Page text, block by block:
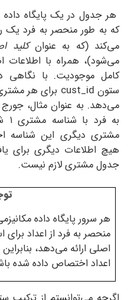
در یک پایگاه داده
طور منحصر به فرد یک ردیف
(که به عنوان کلید اصلی(
همراه با اطلاعات اضافی
موجودیت. با نگاهی دوباره
cust_idبرای هر مشتری عدد
به عنوان مثال، جورج بلیک
به فرد با
دیگری این شناسه
دیگری برای یافتن
مشتری لازم نیست.
پایگاه داده مکانیزمی
به فرد از اعداد برای استفاده
ارائه می‌دهد، بنابراین نیازی
اختصاص داده شده باشید.